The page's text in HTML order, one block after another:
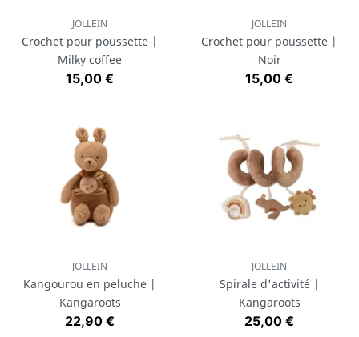
JOLLEIN
Crochet pour poussette |
Milky coffee
Prix
15,00 €
JOLLEIN
Crochet pour poussette |
Noir
Prix
15,00 €
JOLLEIN
Kangourou en peluche |
Kangaroots
Prix
22,90 €
JOLLEIN
Spirale d'activité |
Kangaroots
Prix
25,00 €